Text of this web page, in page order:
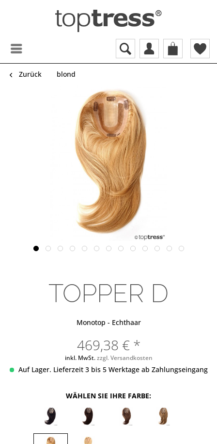
Zurück blond
TOPPER D
Monotop - Echthaar
469,38 € *
inkl. MwSt.zzgl. Versandkosten
Auf Lager. Lieferzeit 3 bis 5 Werktage ab Zahlungseingang
WÄHLEN SIE IHRE FARBE: